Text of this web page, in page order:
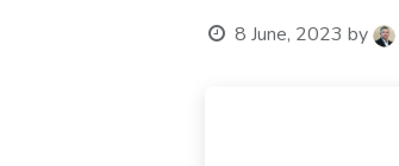
8 June, 2023 by